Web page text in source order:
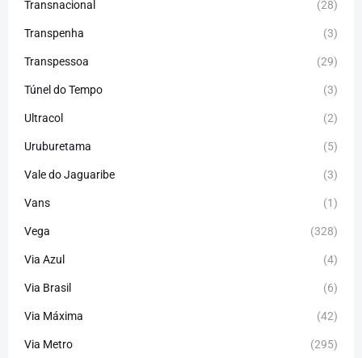
Transnacional (28)
Transpenha (3)
Transpessoa (29)
Túnel do Tempo (3)
Ultracol (2)
Uruburetama (5)
Vale do Jaguaribe (3)
Vans (1)
Vega (328)
Via Azul (4)
Via Brasil (6)
Via Máxima (42)
Via Metro (295)